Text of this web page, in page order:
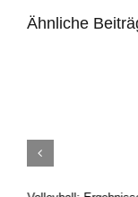
Ähnliche